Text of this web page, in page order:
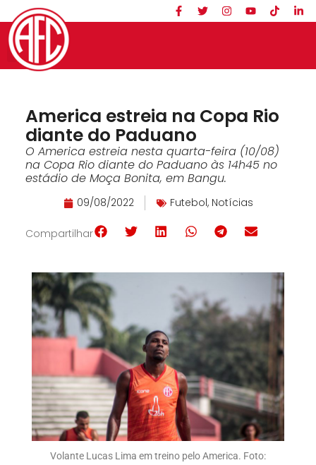
America estreia na Copa Rio
diante do Paduano
O America estreia nesta quarta-feira (10/08)
na Copa Rio diante do Paduano às 14h45 no
estádio de Moça Bonita, em Bangu.
09/08/2022 Futebol, Notícias
Compartilhar
Volante Lucas Lima em treino pelo America. Foto: